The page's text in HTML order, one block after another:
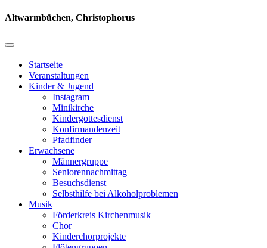
Altwarmbüchen, Christophorus
Startseite
Veranstaltungen
Kinder & Jugend
Instagram
Minikirche
Kindergottesdienst
Konfirmandenzeit
Pfadfinder
Erwachsene
Männergruppe
Seniorennachmittag
Besuchsdienst
Selbsthilfe bei Alkoholproblemen
Musik
Förderkreis Kirchenmusik
Chor
Kinderchorprojekte